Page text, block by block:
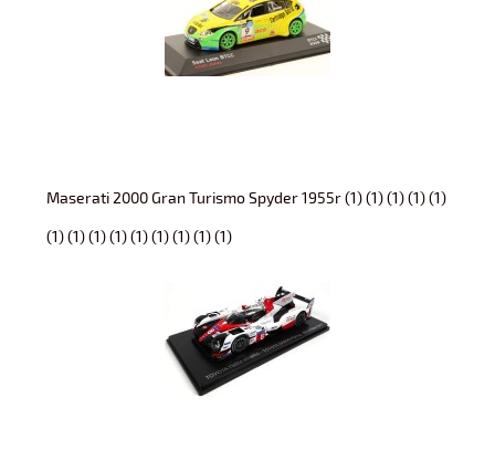
Maserati 2000 Gran Turismo Spyder 1955r (1) (1) (1) (1) (1)
(1) (1) (1) (1) (1) (1) (1) (1) (1)